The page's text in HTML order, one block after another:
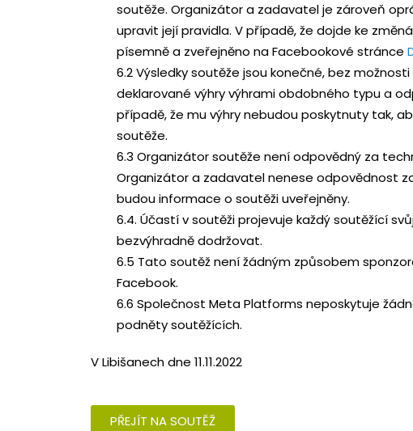
soutěže. Organizátor a zadavatel je zároveň
upravit její pravidla. V případě, že dojde ke
písemně a zveřejněno na Facebookové stránce
6.2 Výsledky soutěže jsou konečné, bez
deklarované výhry výhrami obdobného typu a
případě, že mu výhry nebudou poskytnuty tak,
soutěže.
6.3 Organizátor soutěže není odpovědný za
Organizátor a zadavatel nenese odpovědnost
budou informace o soutěži uveřejněny.
6.4. Účastí v soutěži projevuje každý soutěžící
bezvýhradně dodržovat.
6.5 Tato soutěž není žádným způsobem
Facebook.
6.6 Společnost Meta Platforms neposkytuje
podněty soutěžících.
V Libišanech dne 11.11.2022
PŘEJÍT NA SOUTĚŽ